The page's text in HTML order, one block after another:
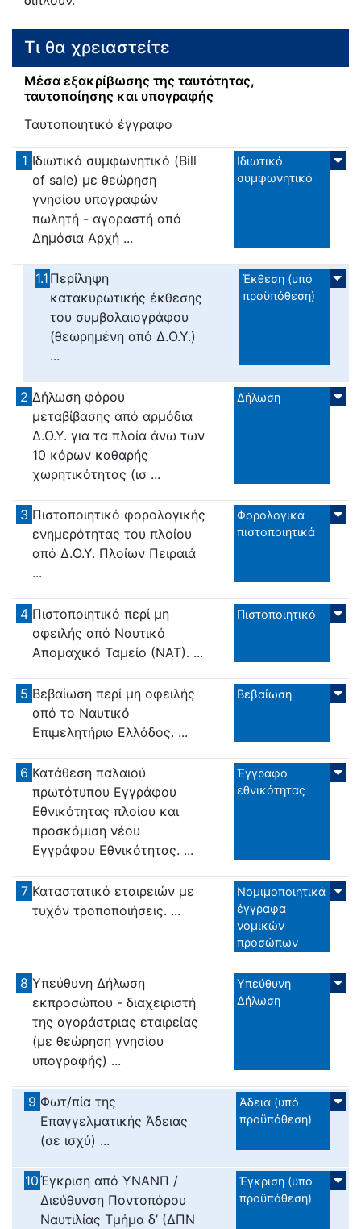
Τι θα χρειαστείτε
Μέσα εξακρίβωσης της ταυτότητας,
ταυτοποίησης και υπογραφής
Ταυτοποιητικό έγγραφο
1 Ιδιωτικό συμφωνητικό (Bill
of sale) με θεώρηση
γνησίου υπογραφών
πωλητή - αγοραστή από
Δημόσια Αρχή ...
Ιδιωτικό
συμφωνητικό
1.1 Περίληψη
κατακυρωτικής έκθεσης
του συμβολαιογράφου
(θεωρημένη από Δ.Ο.Υ.)
...
Έκθεση (υπό
προϋπόθεση)
2 Δήλωση φόρου
μεταβίβασης από αρμόδια
Δ.Ο.Υ. για τα πλοία άνω των
10 κόρων καθαρής
χωρητικότητας (ισ ...
Δήλωση
3 Πιστοποιητικό φορολογικής
ενημερότητας του πλοίου
από Δ.Ο.Υ. Πλοίων Πειραιά
...
Φορολογικά
πιστοποιητικά
4 Πιστοποιητικό περί μη
οφειλής από Ναυτικό
Απομαχικό Ταμείο (ΝΑΤ). ...
Πιστοποιητικό
5 Βεβαίωση περί μη οφειλής
από το Ναυτικό
Επιμελητήριο Ελλάδος. ...
Βεβαίωση
6 Κατάθεση παλαιού
πρωτότυπου Εγγράφου
Εθνικότητας πλοίου και
προσκόμιση νέου
Εγγράφου Εθνικότητας. ...
Έγγραφο
εθνικότητας
7 Καταστατικό εταιρειών με
τυχόν τροποποιήσεις. ...
Νομιμοποιητικά
έγγραφα
νομικών
προσώπων
8 Υπεύθυνη Δήλωση
εκπροσώπου - διαχειριστή
της αγοράστριας εταιρείας
(με θεώρηση γνησίου
υπογραφής) ...
Υπεύθυνη
Δήλωση
9 Φωτ/πία της
Επαγγελματικής Άδειας
(σε ισχύ) ...
Άδεια (υπό
προϋπόθεση)
10Έγκριση από ΥΝΑΝΠ /
Διεύθυνση Ποντοπόρου
Ναυτιλίας Τμήμα δ’ (ΔΠΝ
Έγκριση (υπό
προϋπόθεση)